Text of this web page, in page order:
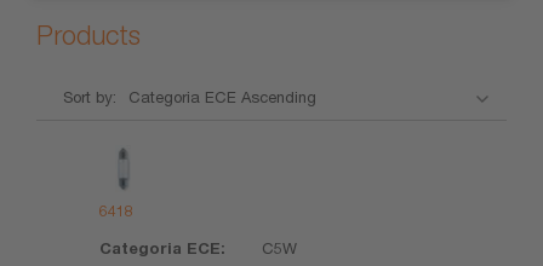
Products
Sort by:
6418
C5W